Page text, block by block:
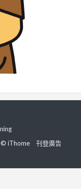
© iThome
刊登廣告